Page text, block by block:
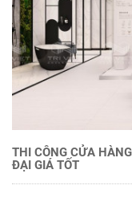
THI CÔNG CỬA
ĐẠI GIÁ TỐT